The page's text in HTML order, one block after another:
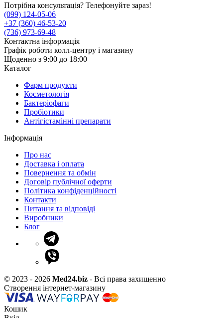
Потрібна консультація? Телефонуйте зараз!
(099) 124-05-06
+37 (360) 46-53-20
(736) 973-69-48
Контактна інформація
Графік роботи колл-центру і магазину
Щоденно з 9:00 до 18:00
Каталог
Фарм продукти
Косметологія
Бактеріофаги
Пробіотики
Антігістамінні препарати
Інформація
Про нас
Доставка і оплата
Повернення та обмін
Договір публічної оферти
Політика конфіденційності
Контакти
Питання та відповіді
Виробники
Блог
© 2023 - 2026 Med24.biz - Всі права захищенно
Створення інтернет-магазину
Кошик